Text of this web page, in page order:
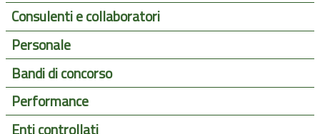
Consulenti e collaboratori
Personale
Bandi di concorso
Performance
Enti controllati